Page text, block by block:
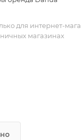
для интернет-
магазинах